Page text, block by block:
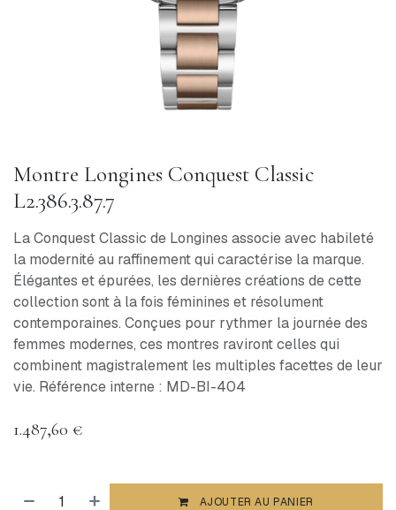
Montre Longines Conquest Classic
L2.386.3.87.7
La Conquest Classic de Longines associe avec habileté
la modernité au raffinement qui caractérise la marque.
Élégantes et épurées, les dernières créations de cette
collection sont à la fois féminines et résolument
contemporaines. Conçues pour rythmer la journée des
femmes modernes, ces montres raviront celles qui
combinent magistralement les multiples facettes de leur
vie. Référence interne : MD-BI-404
1.487,60 €
AJOUTER AU PANIER